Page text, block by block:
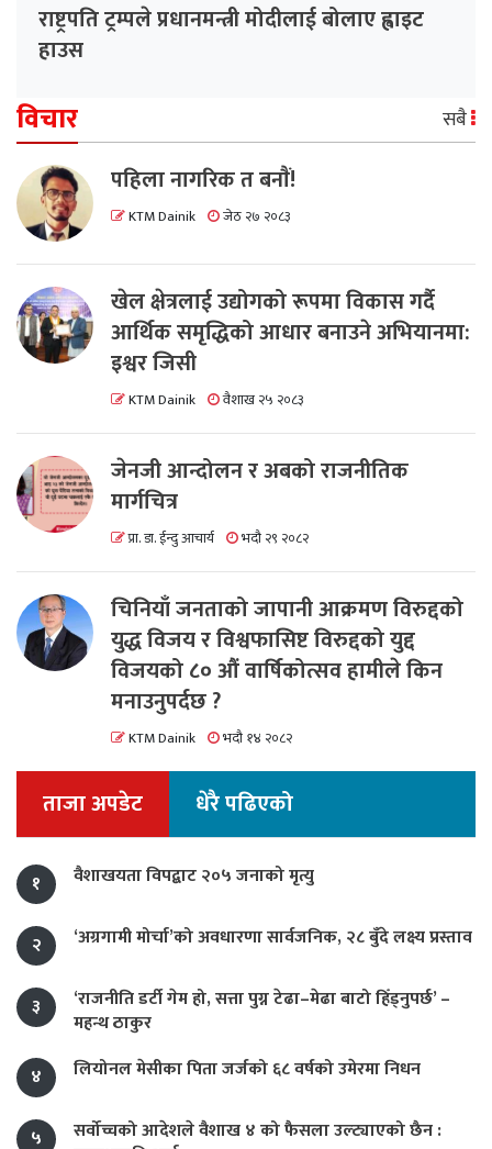
राष्ट्रपति ट्रम्पले प्रधानमन्त्री मोदीलाई बोलाए ह्वाइट
हाउस
विचार सबै
पहिला नागरिक त बनाैं!
KTM Dainik जेठ २७ २०८३
खेल क्षेत्रलाई उद्योगको रूपमा विकास गर्दै
आर्थिक समृद्धिको आधार बनाउने अभियानमा:
इश्वर जिसी
KTM Dainik वैशाख २५ २०८३
जेनजी आन्दोलन र अबको राजनीतिक
मार्गचित्र
प्रा. डा. ईन्दु आचार्य भदौ २९ २०८२
चिनियाँ जनताको जापानी आक्रमण विरुद्दको
युद्ध विजय र विश्वफासिष्ट विरुद्दको युद्द
विजयको ८० औं वार्षिकोत्सव हामीले किन
मनाउनुपर्दछ ?
KTM Dainik भदौ १४ २०८२
ताजा अपडेट धेरै पढिएको
१ वैशाखयता विपद्बाट २०५ जनाको मृत्यु
२ ‘अग्रगामी मोर्चा’को अवधारणा सार्वजनिक, २८ बुँदे लक्ष्य प्रस्ताव
३
‘राजनीति डर्टी गेम हो, सत्ता पुग्न टेढा–मेढा बाटो हिँड्नुपर्छ’ –
महन्थ ठाकुर
४
लियोनल मेसीका पिता जर्जको ६८ वर्षको उमेरमा निधन
५
सर्वोच्चको आदेशले वैशाख ४ को फैसला उल्ट्याएको छैन :